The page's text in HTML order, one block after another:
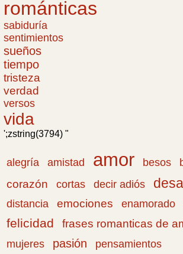
románticas
sabiduría
sentimientos
sueños
tiempo
tristeza
verdad
versos
vida
';zstring(3794) "
alegría amistad amor besos
corazón
cortas decir adiós
distancia emociones enamorado
felicidad frases romanticas de
mujeres
pasión pensamientos